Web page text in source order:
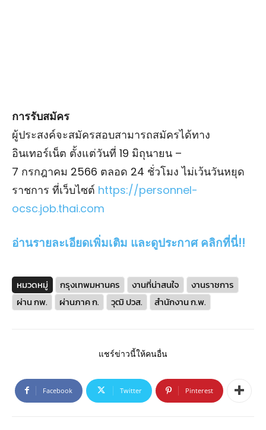
การรับสมัคร
ผู้ประสงค์จะสมัครสอบสามารถสมัครได้ทาง
อินเทอร์เน็ต ตั้งแต่วันที่ 19 มิถุนายน –
7 กรกฎาคม 2566 ตลอด 24 ชั่วโมง ไม่เว้นวันหยุด
ราชการ ที่เว็บไซต์ https://personnel-
ocsc.job.thai.com
อ่านรายละเอียดเพิ่มเติม และดูประกาศ คลิกที่นี่!!
หมวดหมู่ กรุงเทพมหานคร งานที่น่าสนใจ
งานราชการ
ผ่าน กพ.
ผ่านภาค ก. วุฒิ ปวส. สำนักงาน ก.พ.
แชร์ข่าวนี้ให้คนอื่น
Facebook Twitter Pinterest